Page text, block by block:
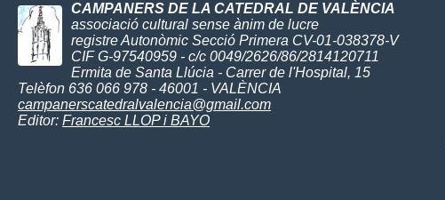
CAMPANERS DE LA CATEDRAL DE VALÈNCIA
associació cultural sense ànim de lucre
registre Autonòmic Secció Primera CV-01-038378-V
CIF G-97540959 - c/c 0049/2626/86/2814120711
Ermita de Santa Llúcia - Carrer de l'Hospital, 15
Telèfon 636 066 978 - 46001 - VALÈNCIA
campanerscatedralvalencia@gmail.com
Editor: Francesc LLOP i BAYO